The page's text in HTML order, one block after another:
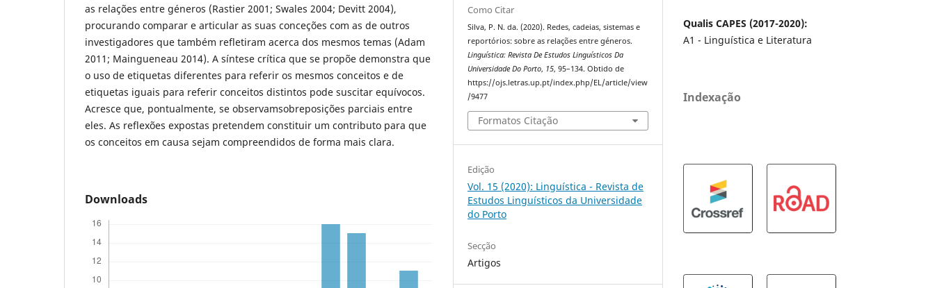
as relações entre géneros (Rastier 2001; Swales 2004; Devitt 2004),
procurando comparar e articular as suas conceções com as de outros
investigadores que também refletiram acerca dos mesmos temas (Adam
2011; Maingueneau 2014). A síntese crítica que se propõe demonstra que
o uso de etiquetas diferentes para referir os mesmos conceitos e de
etiquetas iguais para referir conceitos distintos pode suscitar equívocos.
Acresce que, pontualmente, se observamsobreposições parciais entre
eles. As reflexões expostas pretendem constituir um contributo para que
os conceitos em causa sejam compreendidos de forma mais clara.
Downloads
Como Citar
Silva, P. N. da. (2020). Redes, cadeias, sistemas e
reportórios: sobre as relações entre géneros.
Linguística: Revista De Estudos Linguísticos Da
Universidade Do Porto, 15, 95–134. Obtido de
https://ojs.letras.up.pt/index.php/EL/article/view
/9477
Formatos Citação
Edição
Vol. 15 (2020): Linguística - Revista de
Estudos Linguísticos da Universidade
do Porto
Secção
Artigos
Qualis CAPES (2017-2020):
A1 - Linguística e Literatura
Indexação